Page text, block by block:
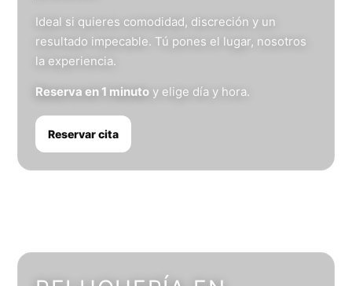
Ideal si quieres comodidad, discreción y un
resultado impecable. Tú pones el lugar, nosotros
la experiencia.
Reserva en 1 minuto y elige día y hora.
Reservar cita